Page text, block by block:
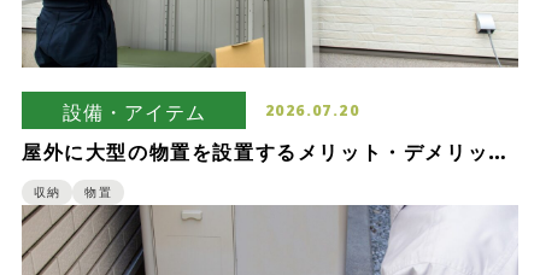
設備・アイテム 2026.07.20
屋外に大型の物置を設置するメリット・デメリッ
ト！よくある質問も紹介
収納 物置